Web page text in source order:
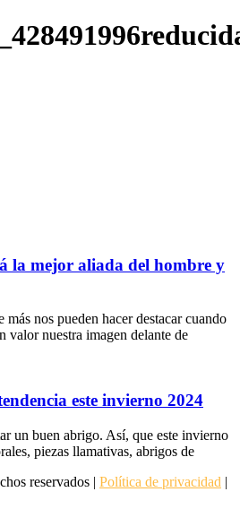
la mejor aliada del hombre y
más nos pueden hacer destacar cuando
valor nuestra imagen delante de
este invierno 2024
un buen abrigo. Así, que este invierno
piezas llamativas, abrigos de
reservados | Política de privacidad |